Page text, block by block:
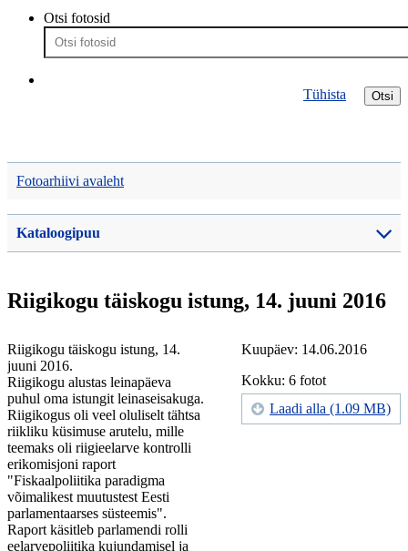
Otsi fotosid
Otsi
Tühista
Fotoarhiivi avaleht
Kataloogipuu
Riigikogu täiskogu istung, 14. juuni 2016
Kuupäev: 14.06.2016
Kokku: 6 fotot
Laadi alla (1.09 MB)
Riigikogu täiskogu istung, 14.
juuni 2016.
Riigikogu alustas leinapäeva
puhul oma istungit leinaseisakuga.
Riigikogus oli veel oluliselt tähtsa
riikliku küsimuse arutelu, mille
teemaks oli riigieelarve kontrolli
erikomisjoni raport
"Fiskaalpoliitika paradigma
võimalikest muutustest Eesti
parlamentaarses süsteemis".
Raport käsitleb parlamendi rolli
eelarvepoliitika kujundamisel ja